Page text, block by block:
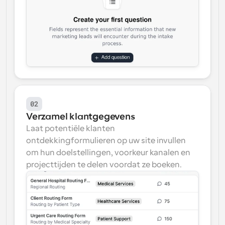
02
Verzamel klantgegevens
Laat potentiële klanten
ontdekkingformulieren op uw site invullen
om hun doelstellingen, voorkeur kanalen en
projecttijden te delen voordat ze boeken.